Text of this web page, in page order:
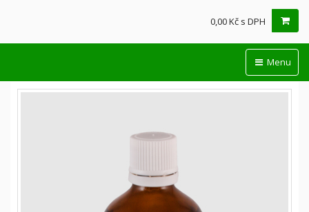
0,00 Kč s DPH
Menu